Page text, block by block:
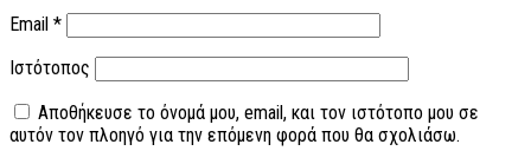
Email *
Ιστότοπος
Αποθήκευσε το όνομά μου, email, και τον ιστότοπο μου σε
αυτόν τον πλοηγό για την επόμενη φορά που θα σχολιάσω.